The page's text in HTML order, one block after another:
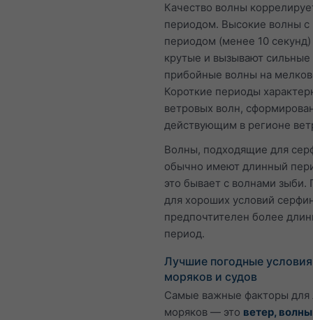
Качество волны
периодом. Высокие волны с
периодом (менее 10
крутые и вызывают сильные
прибойные волны на
Короткие периоды
ветровых волн,
действующим в регионе
Волны, подходящие для
обычно имеют длинный
это бывает с волнами зыби.
для хороших условий
предпочтителен более
период.
Лучшие погодные
моряков и судов
Самые важные факторы для
моряков — это ветер,